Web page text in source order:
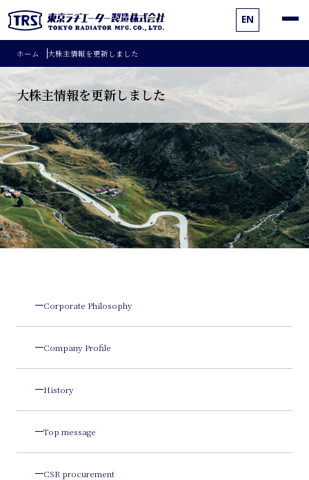
EN
ホーム 大株主情報を更新しました
大株主情報を更新しました
Corporate Philosophy
Company Profile
History
Top message
CSR procurement